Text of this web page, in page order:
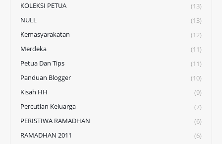
KOLEKSI PETUA
(13)
NULL
(13)
Kemasyarakatan
(12)
Merdeka
(11)
Petua Dan Tips
(11)
Panduan Blogger
(10)
Kisah HH
(9)
Percutian Keluarga
(7)
PERISTIWA RAMADHAN
(6)
RAMADHAN 2011
(6)